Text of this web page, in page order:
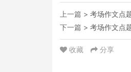
上一篇 > 考场作文点
下一篇 > 考场作文点
收藏 分享